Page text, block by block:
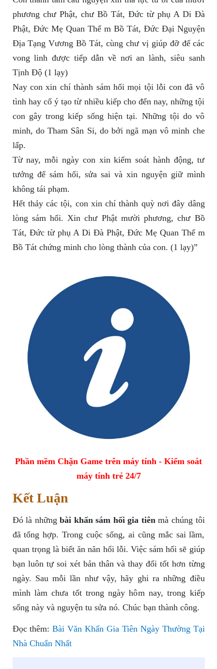
phương chư Phật, chư Bồ Tát, Đức từ phụ A Di Đà
Phật, Đức Mẹ Quan Thế m Bồ Tát, Đức Đại Nguyện
Địa Tạng Vương Bồ Tát, cùng chư vị giúp đỡ để các
vong linh được tiếp dẫn về nơi an lành, siêu sanh
Tịnh Độ (1 lạy)
Nay con xin chí thành sám hối mọi tội lỗi con đã vô
tình hay cố ý tạo từ nhiều kiếp cho đến nay, những tội
con gây trong kiếp sống hiện tại. Những tội do vô
minh, do Tham Sân Si, do bởi ngã mạn vô minh che
lấp.
Từ nay, mỗi ngày con xin kiểm soát hành động, tư
tưởng để sám hối, sửa sai và xin nguyện giữ mình
không tái phạm.
Hết thảy các tội, con xin chí thành quỳ nơi đây dâng
lòng sám hối. Xin chư Phật mười phương, chư Bồ
Tát, Đức từ phụ A Di Đà Phật, Đức Mẹ Quan Thế m
Bồ Tát chứng minh cho lòng thành của con. (1 lạy)”
Phần mềm Chặn Game trên máy tính - Kiểm soát
máy tính trẻ 24/7
Kết Luận
Đó là nhữngbài khấn sám hối gia tiênmà chúng tôi
đã tổng hợp. Trong cuộc sống, ai cũng mắc sai lầm,
quan trọng là biết ăn năn hối lỗi. Việc sám hối sẽ giúp
bạn luôn tự soi xét bản thân và thay đổi tốt hơn từng
ngày. Sau mỗi lần như vậy, hãy ghi ra những điều
mình làm chưa tốt trong ngày hôm nay, trong kiếp
sống này và nguyện tu sửa nó. Chúc bạn thành công.
Đọc thêm:Bài Văn Khấn Gia Tiên Ngày Thường Tại
Nhà Chuẩn Nhất